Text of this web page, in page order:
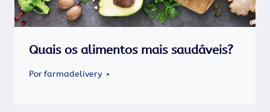
Quais os alimentos mais saudáveis?
Porfarmadelivery